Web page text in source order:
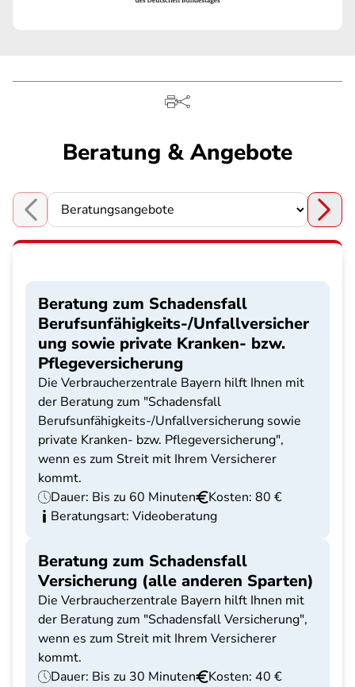
Beratung & Angebote
Choose a section
Beratung zum Schadensfall
Berufsunfähigkeits-/Unfallversicher
ung sowie private Kranken- bzw.
Pflegeversicherung
Die Verbraucherzentrale Bayern hilft Ihnen mit
der Beratung zum "Schadensfall
Berufsunfähigkeits-/Unfallversicherung sowie
private Kranken- bzw. Pflegeversicherung",
wenn es zum Streit mit Ihrem Versicherer
kommt.
Dauer: Bis zu 60 Minuten
Kosten: 80 €
Beratungsart: Videoberatung
Beratung zum Schadensfall
Versicherung (alle anderen Sparten)
Die Verbraucherzentrale Bayern hilft Ihnen mit
der Beratung zum "Schadensfall Versicherung",
wenn es zum Streit mit Ihrem Versicherer
kommt.
Dauer: Bis zu 30 Minuten
Kosten: 40 €